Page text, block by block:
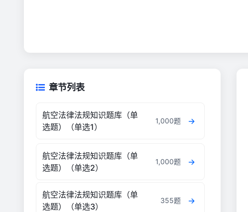
章节列表
航空法律法规知识题库（单
选题）（单选1）
1,000题
航空法律法规知识题库（单
选题）（单选2）
1,000题
航空法律法规知识题库（单
选题）（单选3）
355题